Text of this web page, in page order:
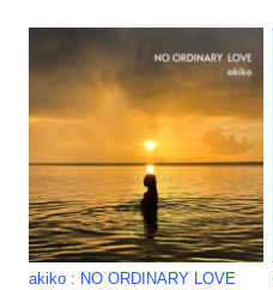
akiko : NO ORDINARY LOVE